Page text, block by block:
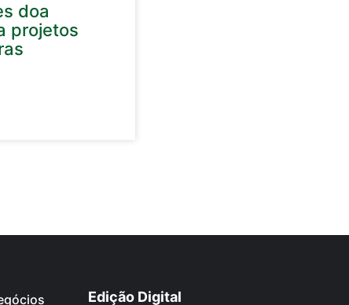
doa
projetos
Edição Digital